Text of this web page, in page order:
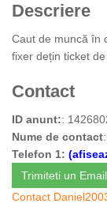
Descriere
Caut de muncă în
fixer dețin ticket
Contact
ID anunt::
Nume de contact
Telefon 1:
Trimiteti un Email
Contact